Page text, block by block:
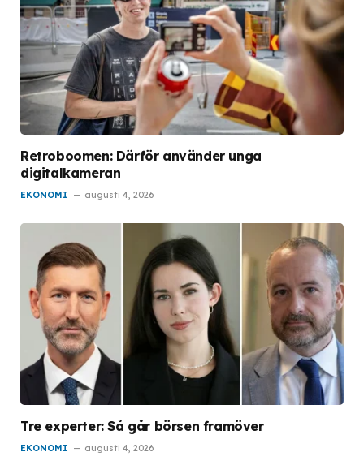
Retroboomen: Därför använder unga
digitalkameran
EKONOMI augusti 4, 2026
Tre experter: Så går börsen framöver
EKONOMI augusti 4, 2026